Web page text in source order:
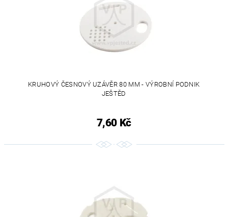
KRUHOVÝ ČESNOVÝ UZÁVĚR 80 MM - VÝROBNÍ PODNIK
JEŠTĚD
7,60 Kč